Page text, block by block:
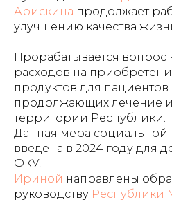
Арискина продолжает
улучшению качества
Прорабатывается
расходов на
продуктов для пациентов
продолжающих лечение
территории Республики.
Данная мера
введена в 2024 году для
ФКУ.
Ириной направлены
руководству Республики